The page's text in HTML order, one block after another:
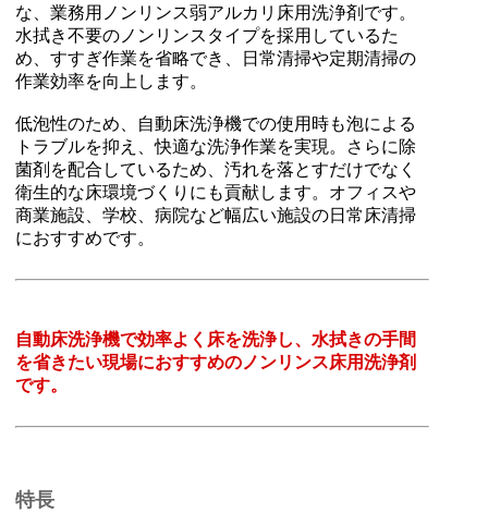
な、業務用ノンリンス弱アルカリ床用洗浄剤です。
水拭き不要のノンリンスタイプを採用しているた
め、すすぎ作業を省略でき、日常清掃や定期清掃の
作業効率を向上します。
低泡性のため、自動床洗浄機での使用時も泡による
トラブルを抑え、快適な洗浄作業を実現。さらに除
菌剤を配合しているため、汚れを落とすだけでなく
衛生的な床環境づくりにも貢献します。オフィスや
商業施設、学校、病院など幅広い施設の日常床清掃
におすすめです。
自動床洗浄機で効率よく床を洗浄し、水拭きの手間
を省きたい現場におすすめのノンリンス床用洗浄剤
です。
特長